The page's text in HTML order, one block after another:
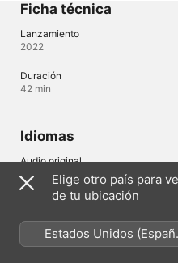
Ficha técnica
Lanzamiento
2022
Duración
42 min
Idiomas
Audio original
Inglés
Nicaragua (Español) English (UK)
Elige otro país para
de tu ubicación
Estados Unidos
México)